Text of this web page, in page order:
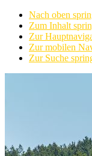
Nach oben
Zum Inhalt
Zur
Zur mobilen
Zur Suche